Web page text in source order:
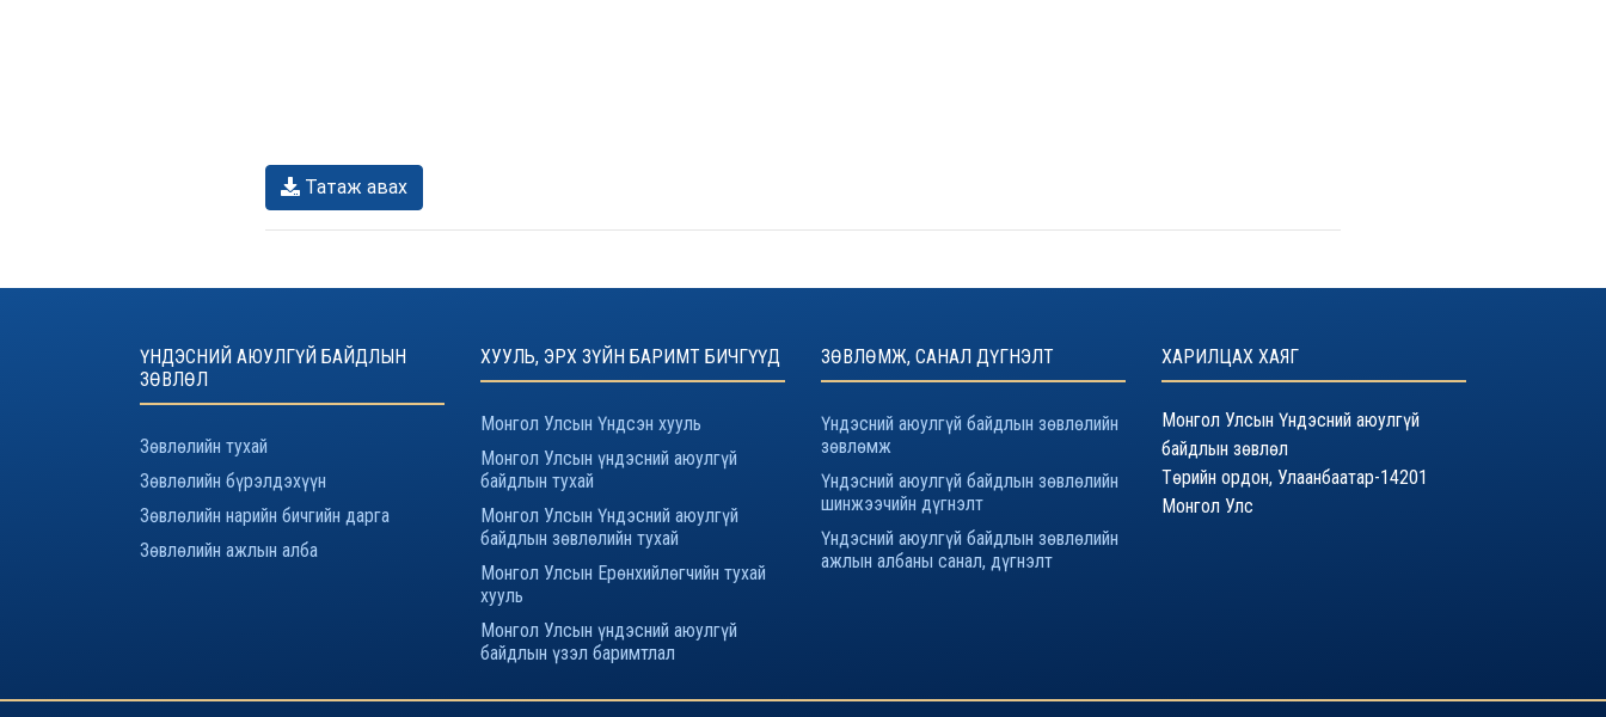
Татаж авах
ҮНДЭСНИЙ АЮУЛГҮЙ БАЙДЛЫН
ЗӨВЛӨЛ
Зөвлөлийн тухай
Зөвлөлийн бүрэлдэхүүн
Зөвлөлийн нарийн бичгийн дарга
Зөвлөлийн ажлын алба
ХУУЛЬ, ЭРХ ЗҮЙН БАРИМТ БИЧГҮҮД
Монгол Улсын Үндсэн хууль
Монгол Улсын үндэсний аюулгүй
байдлын тухай
Монгол Улсын Үндэсний аюулгүй
байдлын зөвлөлийн тухай
Монгол Улсын Ерөнхийлөгчийн тухай
хууль
Монгол Улсын үндэсний аюулгүй
байдлын үзэл баримтлал
ЗӨВЛӨМЖ, САНАЛ ДҮГНЭЛТ
Үндэсний аюулгүй байдлын зөвлөлийн
зөвлөмж
Үндэсний аюулгүй байдлын зөвлөлийн
шинжээчийн дүгнэлт
Үндэсний аюулгүй байдлын зөвлөлийн
ажлын албаны санал, дүгнэлт
ХАРИЛЦАХ ХАЯГ
Монгол Улсын Үндэсний аюулгүй
байдлын зөвлөл
Төрийн ордон, Улаанбаатар-14201
Монгол Улс